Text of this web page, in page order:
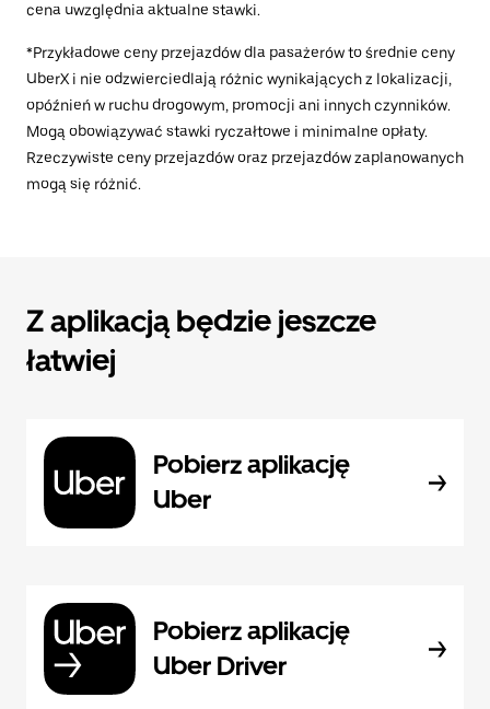
cena uwzględnia aktualne stawki.
*Przykładowe ceny przejazdów dla pasażerów to średnie ceny
UberX i nie odzwierciedlają różnic wynikających z lokalizacji,
opóźnień w ruchu drogowym, promocji ani innych czynników.
Mogą obowiązywać stawki ryczałtowe i minimalne opłaty.
Rzeczywiste ceny przejazdów oraz przejazdów zaplanowanych
mogą się różnić.
Z aplikacją będzie jeszcze
łatwiej
Pobierz aplikację
Uber
Pobierz aplikację
Uber Driver